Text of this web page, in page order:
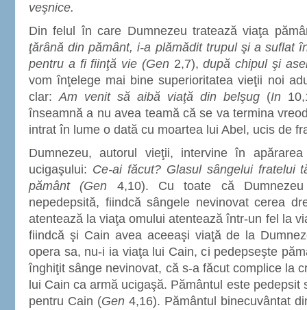
veşnice.
Din felul în care Dumnezeu tratează viaţa
ţărână din pământ, i-a plămădit trupul şi a suflat
pentru a fi fiinţă vie (Gen2,7),după chipul şi
vom înţelege mai bine superioritatea vieţii noi
clar:Am venit să aibă viaţă din belşug (In
înseamnă a nu avea teamă că se va termina
intrat în lume o dată cu moartea lui Abel, ucis de
Dumnezeu, autorul vieţii, intervine în
ucigaşului: Ce-ai făcut? Glasul sângelui fratelui
pământ (Gen 4,10). Cu toate că
nepedepsită, fiindcă sângele nevinovat cerea
atentează la viaţa omului atentează într-un fel la
fiindcă şi Cain avea aceeaşi viaţă de la
opera sa, nu-i ia viaţa lui Cain, ci pedepseşte
înghiţit sânge nevinovat, că s-a făcut complice la
lui Cain ca armă ucigaşă. Pământul este pedepsit
pentru Cain (Gen 4,16). Pământul binecuvântat